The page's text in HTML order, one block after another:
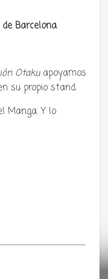
Barcelona.
Otaku apoyamos
su propio stand.
Manga. Y lo